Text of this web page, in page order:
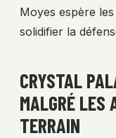
Moyes espère
solidifier la
CRYSTAL
MALGRÉ LES
TERRAIN